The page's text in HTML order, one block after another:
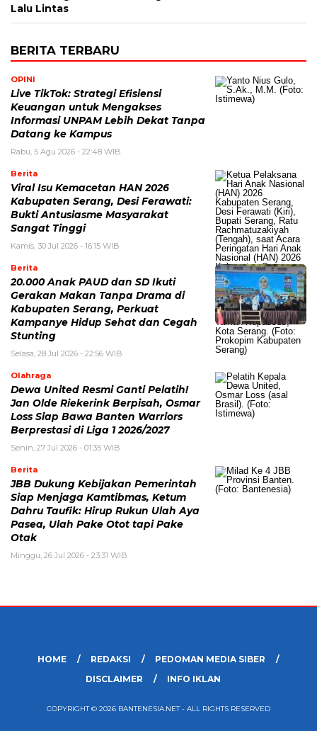
Lalu Lintas
BERITA TERBARU
OPINI
Live TikTok: Strategi Efisiensi
Keuangan untuk Mengakses
Informasi UNPAM Lebih Dekat Tanpa
Datang ke Kampus
Rabu, 5 Agu 2026 - 22:48 WIB
Berita
Viral Isu Kemacetan HAN 2026
Kabupaten Serang, Desi Ferawati:
Bukti Antusiasme Masyarakat
Sangat Tinggi
Kamis, 30 Jul 2026 - 16:15 WIB
Berita
20.000 Anak PAUD dan SD Ikuti
Gerakan Makan Tanpa Drama di
Kabupaten Serang, Perkuat
Kampanye Hidup Sehat dan Cegah
Stunting
Selasa, 28 Jul 2026 - 22:56 WIB
Olahraga
Dewa United Resmi Ganti Pelatih!
Jan Olde Riekerink Berpisah, Osmar
Loss Siap Bawa Banten Warriors
Berprestasi di Liga 1 2026/2027
Senin, 27 Jul 2026 - 01:35 WIB
Berita
JBB Dukung Kebijakan Pemerintah
Siap Menjaga Kamtibmas, Ketum
Dahru Taufik: Hirup Rukun Ulah Aya
Pasea, Ulah Pake Otot tapi Pake
Otak
Minggu, 26 Jul 2026 - 23:31 WIB
HOME REDAKSI
PEDOMAN MEDIA SIBER
DISCLAIMER
INFO IKLAN
COPYRIGHT © 2026 BANTENESIA.NET - ALL RIGHTS RESERVED